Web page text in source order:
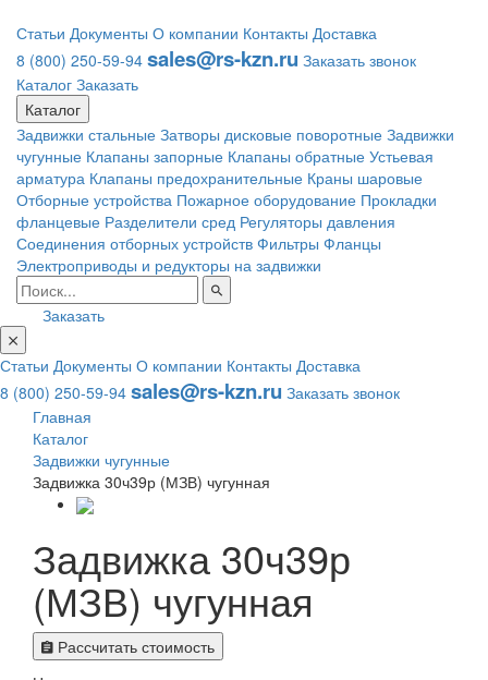
Статьи Документы О компании Контакты Доставка
8 (800) 250-59-94 sales@rs-kzn.ru Заказать звонок
Каталог Заказать
Каталог
Задвижки стальные Затворы дисковые поворотные Задвижки
чугунные Клапаны запорные Клапаны обратные Устьевая
арматура Клапаны предохранительные Краны шаровые
Отборные устройства Пожарное оборудование Прокладки
фланцевые Разделители сред Регуляторы давления
Соединения отборных устройств Фильтры Фланцы
Электроприводы и редукторы на задвижки
Заказать
Статьи Документы О компании Контакты Доставка
8 (800) 250-59-94 sales@rs-kzn.ru Заказать звонок
Главная
Каталог
Задвижки чугунные
Задвижка 30ч39р (МЗВ) чугунная
Задвижка 30ч39р
(МЗВ) чугунная
Рассчитать стоимость